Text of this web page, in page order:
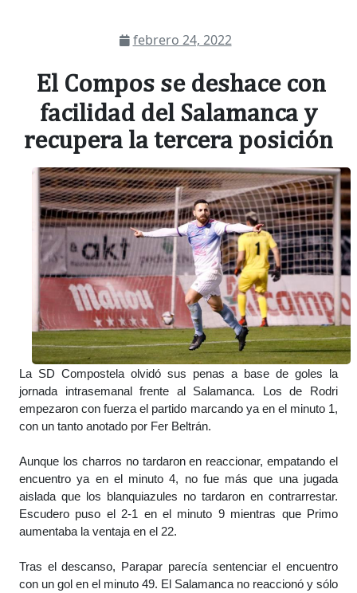
febrero 24, 2022
El Compos se deshace con
facilidad del Salamanca y
recupera la tercera posición
La SD Compostela olvidó sus penas a base de goles la
jornada intrasemanal frente al Salamanca. Los de Rodri
empezaron con fuerza el partido marcando ya en el minuto 1,
con un tanto anotado por Fer Beltrán.
Aunque los charros no tardaron en reaccionar, empatando el
encuentro ya en el minuto 4, no fue más que una jugada
aislada que los blanquiazules no tardaron en contrarrestar.
Escudero puso el 2-1 en el minuto 9 mientras que Primo
aumentaba la ventaja en el 22.
Tras el descanso, Parapar parecía sentenciar el encuentro
con un gol en el minuto 49. El Salamanca no reaccionó y sólo